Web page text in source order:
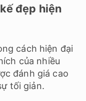
đẹp hiện
cách hiện đại
của nhiều
đánh giá cao
tối giản.